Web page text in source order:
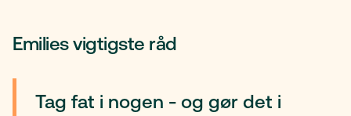
Emilies vigtigste råd
Tag fat i nogen - og gør det i